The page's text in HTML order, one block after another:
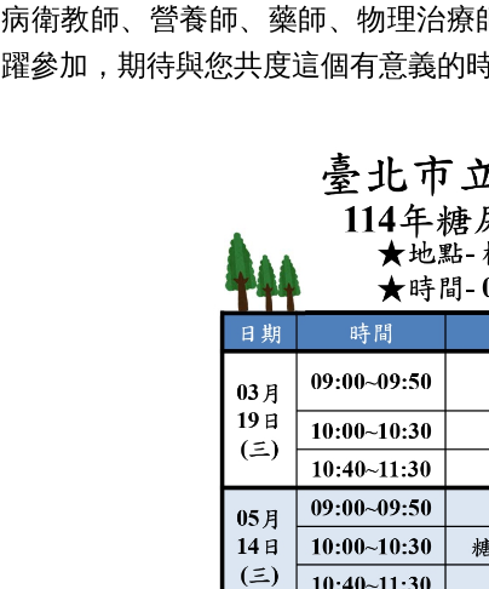
病衛教師、營養師、藥師、物理治
躍參加，期待與您共度這個有意義的時